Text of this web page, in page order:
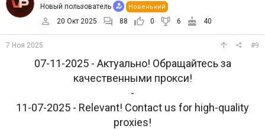
Новый пользователь Новенький
20 Окт 2025 88 0 6 40
7 Ноя 2025 #9
07-11-2025 - Актуально! Обращайтесь за
качественными прокси!
-
11-07-2025 - Relevant! Contact us for high-quality
proxies!